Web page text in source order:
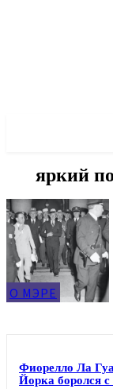
яркий
О МЭРЕ
Фиорелло Ла
Йорка боролся